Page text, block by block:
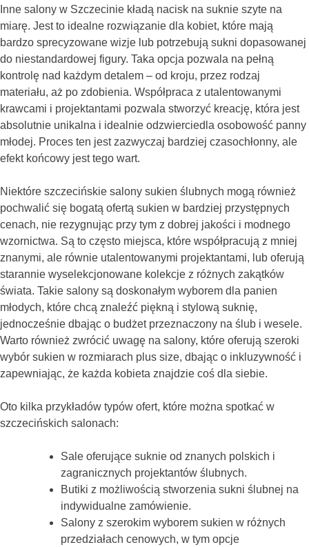
Inne salony w Szczecinie kładą nacisk na suknie szyte na
miarę. Jest to idealne rozwiązanie dla kobiet, które mają
bardzo sprecyzowane wizje lub potrzebują sukni dopasowanej
do niestandardowej figury. Taka opcja pozwala na pełną
kontrolę nad każdym detalem – od kroju, przez rodzaj
materiału, aż po zdobienia. Współpraca z utalentowanymi
krawcami i projektantami pozwala stworzyć kreację, która jest
absolutnie unikalna i idealnie odzwierciedla osobowość panny
młodej. Proces ten jest zazwyczaj bardziej czasochłonny, ale
efekt końcowy jest tego wart.
Niektóre szczecińskie salony sukien ślubnych mogą również
pochwalić się bogatą ofertą sukien w bardziej przystępnych
cenach, nie rezygnując przy tym z dobrej jakości i modnego
wzornictwa. Są to często miejsca, które współpracują z mniej
znanymi, ale równie utalentowanymi projektantami, lub oferują
starannie wyselekcjonowane kolekcje z różnych zakątków
świata. Takie salony są doskonałym wyborem dla panien
młodych, które chcą znaleźć piękną i stylową suknię,
jednocześnie dbając o budżet przeznaczony na ślub i wesele.
Warto również zwrócić uwagę na salony, które oferują szeroki
wybór sukien w rozmiarach plus size, dbając o inkluzywność i
zapewniając, że każda kobieta znajdzie coś dla siebie.
Oto kilka przykładów typów ofert, które można spotkać w
szczecińskich salonach:
Sale oferujące suknie od znanych polskich i
zagranicznych projektantów ślubnych.
Butiki z możliwością stworzenia sukni ślubnej na
indywidualne zamówienie.
Salony z szerokim wyborem sukien w różnych
przedziałach cenowych, w tym opcje